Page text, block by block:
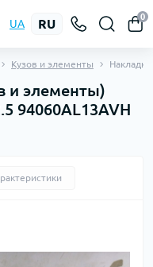
UA RU
0
Кузов и элементы
и элементы)
94060AL13AVH